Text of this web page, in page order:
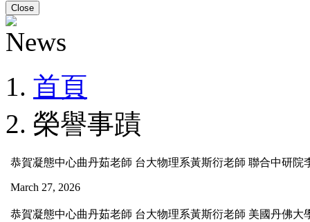
Close
首頁
榮譽事蹟
恭賀凝態中心曲丹茹老師 台大物理系黃斯衍老師 聯合中研院
March 27, 2026
恭賀凝態中心曲丹茹老師 台大物理系黃斯衍老師 美國丹佛大